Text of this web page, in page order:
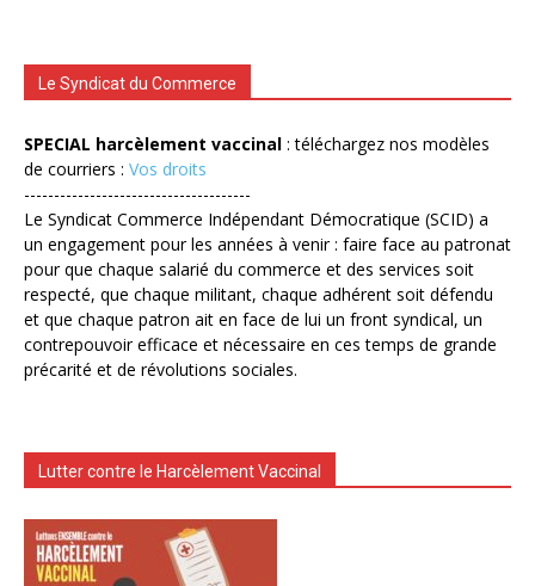
Le Syndicat du Commerce
SPECIAL harcèlement vaccinal : téléchargez nos modèles
de courriers : Vos droits
--------------------------------------
Le Syndicat Commerce Indépendant Démocratique (SCID) a
un engagement pour les années à venir : faire face au patronat
pour que chaque salarié du commerce et des services soit
respecté, que chaque militant, chaque adhérent soit défendu
et que chaque patron ait en face de lui un front syndical, un
contrepouvoir efficace et nécessaire en ces temps de grande
précarité et de révolutions sociales.
Lutter contre le Harcèlement Vaccinal